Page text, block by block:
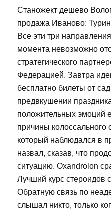
Станожект дешево
продажа Иваново:
Все эти три
момента невозможно
стратегического
Федерацией. Завтра
бесплатно билеты от
предвкушении
положительных эмоций
причины колоссального
который наблюдался в
назвал, сказав, что
ситуацию. Oxandrolon
Лучший курс стероидов
Обратную связь по
слышал никто, только